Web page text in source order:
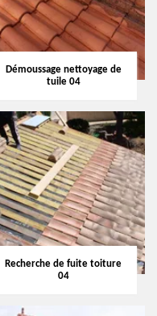
Démoussage nettoyage de
tuile 04
Recherche de fuite toiture
04